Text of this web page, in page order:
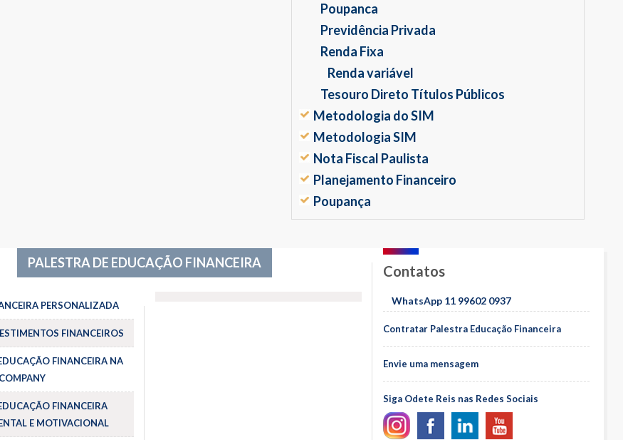
Poupanca
Previdência Privada
Renda Fixa
Renda variável
Tesouro Direto Títulos Públicos
Metodologia do SIM
Metodologia SIM
Nota Fiscal Paulista
Planejamento Financeiro
Poupança
PALESTRA DE EDUCAÇÃO FINANCEIRA
PERSONALIZADA
FINANCEIROS
FINANCEIRA NA
FINANCEIRA
E MOTIVACIONAL
Contatos
WhatsApp 11 99602 0937
Contratar Palestra Educação Financeira
Envie uma mensagem
Siga Odete Reis nas Redes Sociais